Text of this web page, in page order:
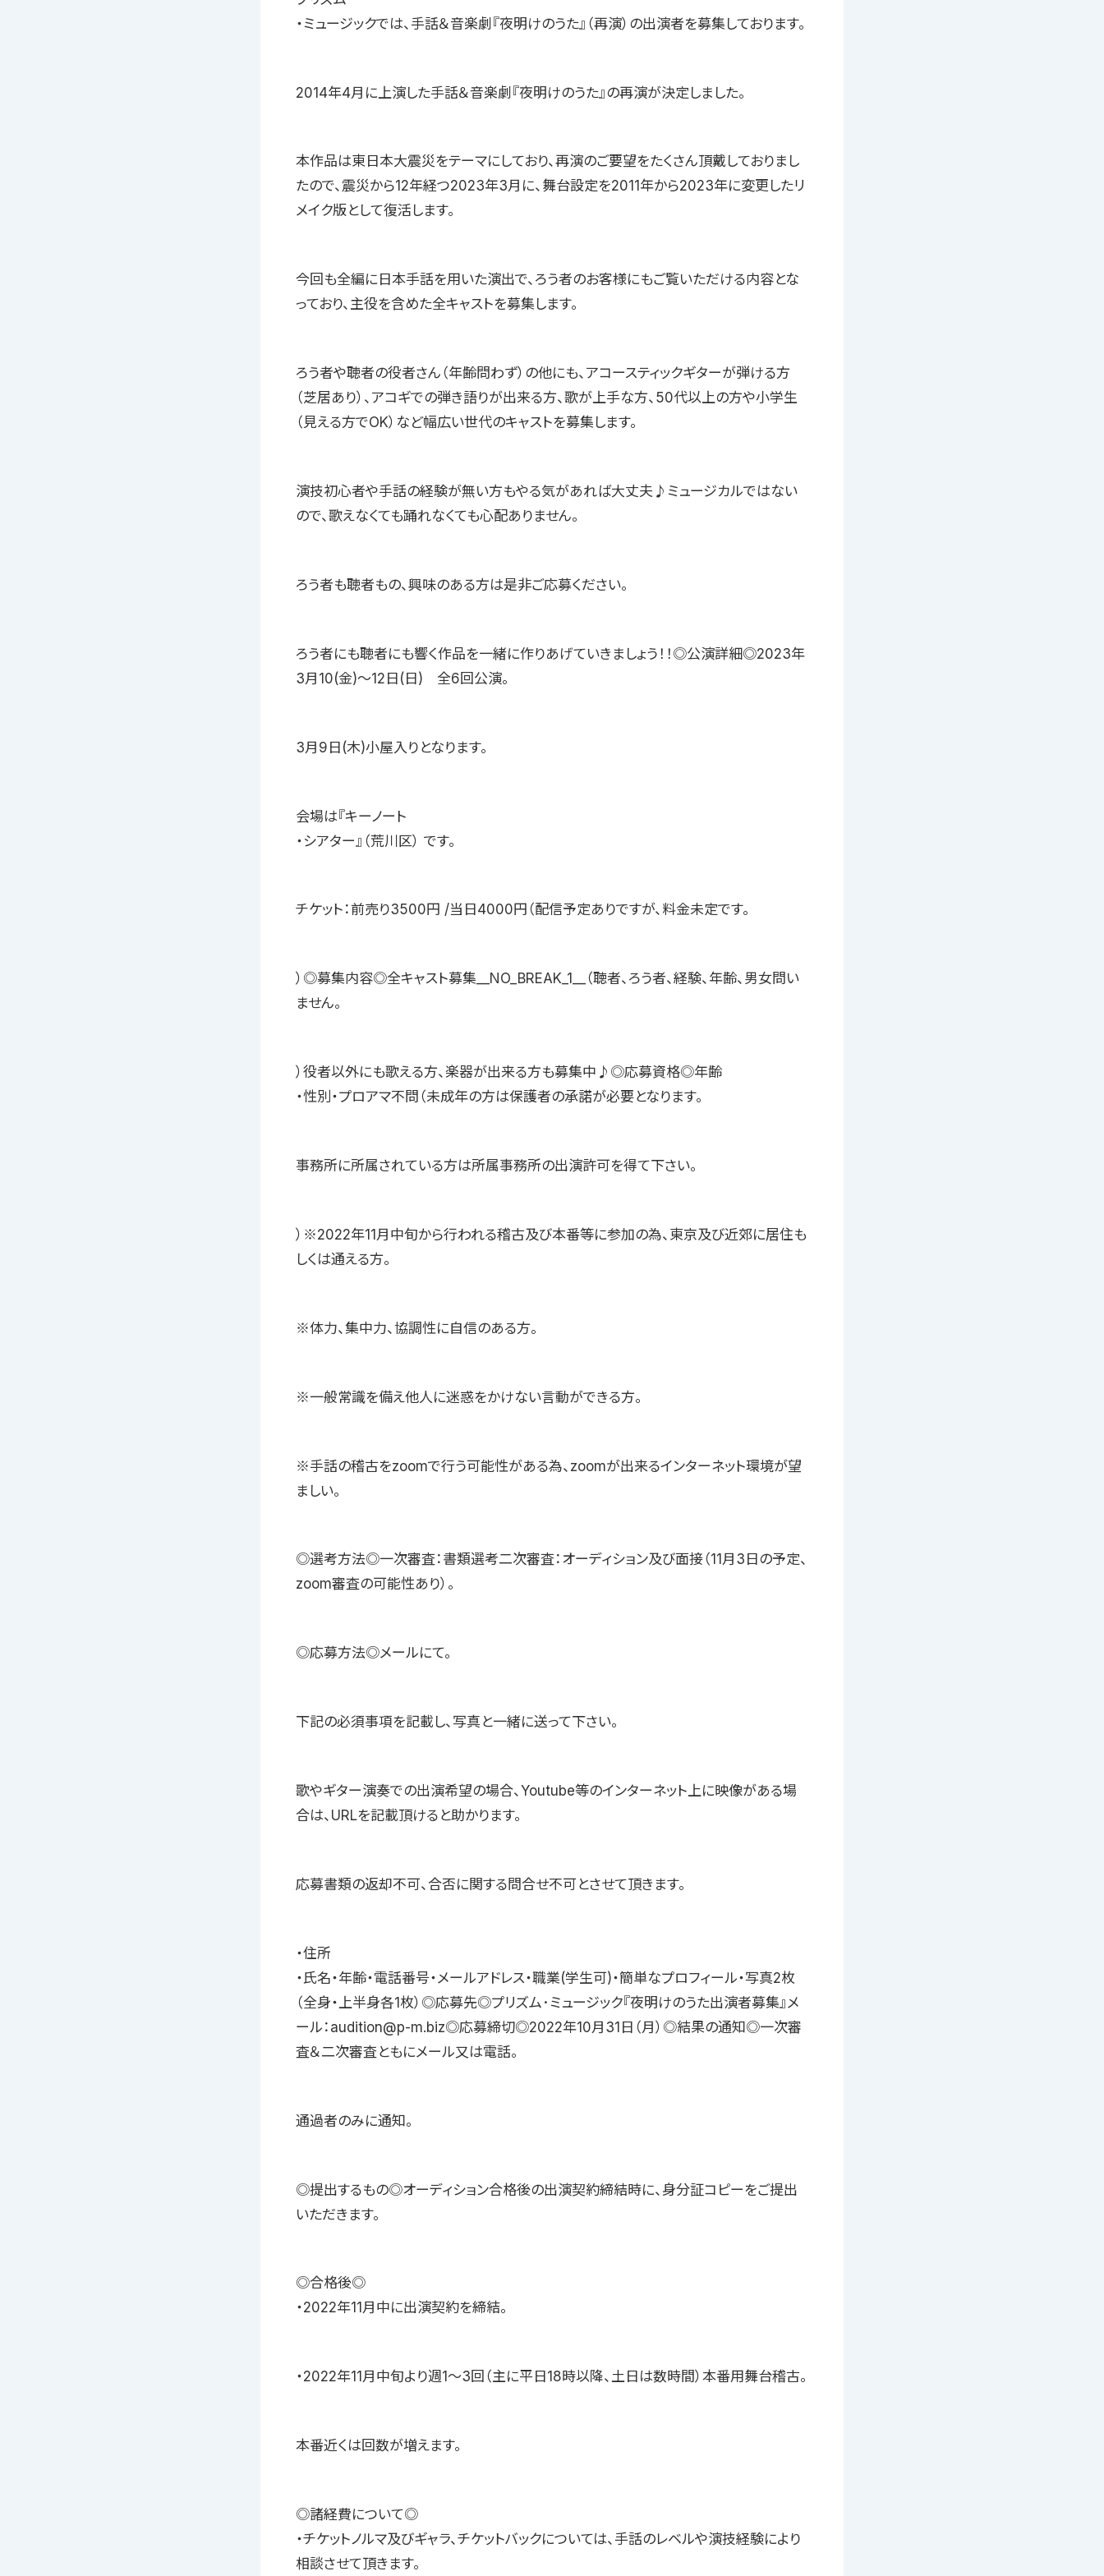
・ミュージックでは、手話＆音楽劇『夜明けのうた』（再演）の出演者を募集しております。
2014年4月に上演した手話＆音楽劇『夜明けのうた』の再演が決定しました。
本作品は東日本大震災をテーマにしており、再演のご要望をたくさん頂戴しておりまし
たので、震災から12年経つ2023年3月に、舞台設定を2011年から2023年に変更したリ
メイク版として復活します。
今回も全編に日本手話を用いた演出で、ろう者のお客様にもご覧いただける内容とな
っており、主役を含めた全キャストを募集します。
ろう者や聴者の役者さん（年齢問わず）の他にも、アコースティックギターが弾ける方
（芝居あり）、アコギでの弾き語りが出来る方、歌が上手な方、50代以上の方や小学生
（見える方でOK）など幅広い世代のキャストを募集します。
演技初心者や手話の経験が無い方もやる気があれば大丈夫♪ミュージカルではない
ので、歌えなくても踊れなくても心配ありません。
ろう者も聴者もの、興味のある方は是非ご応募ください。
ろう者にも聴者にも響く作品を一緒に作りあげていきましょう！！◎公演詳細◎2023年
3月10(金)〜12日(日) 全6回公演。
3月9日(木)小屋入りとなります。
会場は『キーノート
・シアター』（荒川区） です。
チケット：前売り3500円 /当日4000円（配信予定ありですが、料金未定です。
）◎募集内容◎全キャスト募集__NO_BREAK_1__（聴者、ろう者、経験、年齢、男女問い
ません。
）役者以外にも歌える方、楽器が出来る方も募集中♪◎応募資格◎年齢
・性別・プロアマ不問（未成年の方は保護者の承諾が必要となります。
事務所に所属されている方は所属事務所の出演許可を得て下さい。
）※2022年11月中旬から行われる稽古及び本番等に参加の為、東京及び近郊に居住も
しくは通える方。
※体力、集中力、協調性に自信のある方。
※一般常識を備え他人に迷惑をかけない言動ができる方。
※手話の稽古をzoomで行う可能性がある為、zoomが出来るインターネット環境が望
ましい。
◎選考方法◎一次審査：書類選考二次審査：オーディション及び面接（11月3日の予定、
zoom審査の可能性あり）。
◎応募方法◎メールにて。
下記の必須事項を記載し、写真と一緒に送って下さい。
歌やギター演奏での出演希望の場合、Youtube等のインターネット上に映像がある場
合は、URLを記載頂けると助かります。
応募書類の返却不可、合否に関する問合せ不可とさせて頂きます。
・住所
・氏名・年齢・電話番号・メールアドレス・職業(学生可)・簡単なプロフィール・写真2枚
（全身・上半身各1枚）◎応募先◎プリズム･ミュージック『夜明けのうた出演者募集』メ
ール：audition@p-m.biz◎応募締切◎2022年10月31日（月）◎結果の通知◎一次審
査＆二次審査ともにメール又は電話。
通過者のみに通知。
◎提出するもの◎オーディション合格後の出演契約締結時に、身分証コピーをご提出
いただきます。
◎合格後◎
・2022年11月中に出演契約を締結。
・2022年11月中旬より週1〜3回（主に平日18時以降、土日は数時間）本番用舞台稽古。
本番近くは回数が増えます。
◎諸経費について◎
・チケットノルマ及びギャラ、チケットバックについては、手話のレベルや演技経験により
相談させて頂きます。